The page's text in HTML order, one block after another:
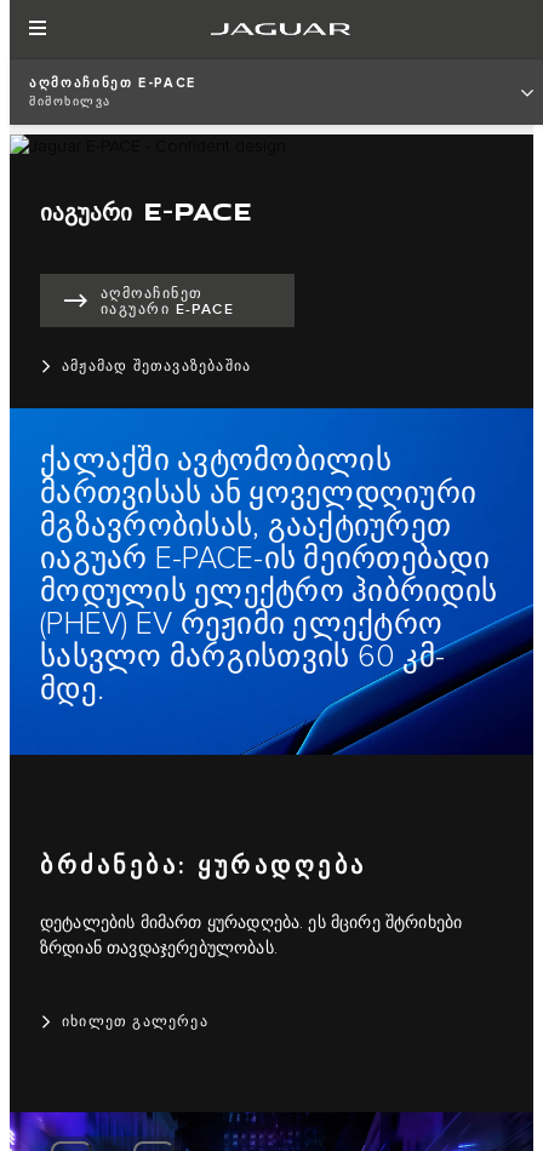
ᲐᲦᲛᲝᲐᲩᲘᲜᲔᲗ E-PACE
ᲛᲘᲛᲝᲮᲘᲚᲕᲐ
ᲘᲐᲒᲣᲐᲠᲘ E-PACE
ᲐᲦᲛᲝᲐᲩᲘᲜᲔᲗ
ᲘᲐᲒᲣᲐᲠᲘ E-PACE
ᲐᲛᲟᲐᲛᲐᲓ ᲨᲔᲗᲐᲕᲐᲖᲔᲑᲐᲨᲘᲐ
ქალაქში ავტომობილის
მართვისას ან ყოველდღიური
მგზავრობისას, გააქტიურეთ
იაგუარ E-PACE-ის მეირთებადი
მოდულის ელექტრო ჰიბრიდის
(PHEV) EV რეჟიმი ელექტრო
სასვლო მარგისთვის 60 კმ-
მდე.
ᲑᲠᲫᲐᲜᲔᲑᲐ: ᲧᲣᲠᲐᲓᲦᲔᲑᲐ
დეტალების მიმართ ყურადღება. ეს მცირე შტრიხები
ზრდიან თავდაჯერებულობას.
ᲘᲮᲘᲚᲔᲗ ᲒᲐᲚᲔᲠᲔᲐ